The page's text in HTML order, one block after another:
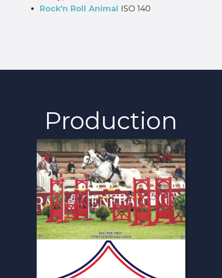
Rock'n Roll Animal ISO 140
Production